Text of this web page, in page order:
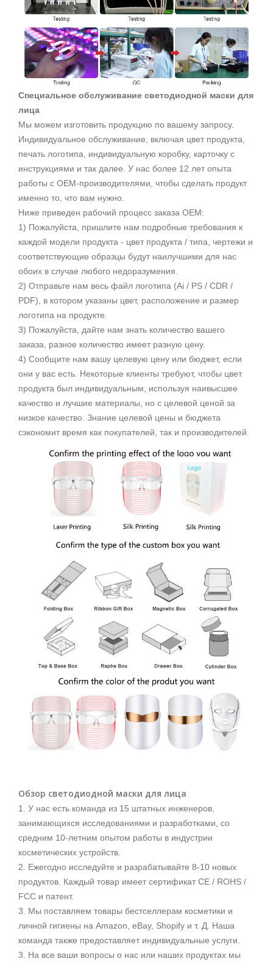
Специальное обслуживание светодиодной маски для
лица
Мы можем изготовить продукцию по вашему запросу.
Индивидуальное обслуживание, включая цвет продукта,
печать логотипа, индивидуальную коробку, карточку с
инструкциями и так далее. У нас более 12 лет опыта
работы с OEM-производителями, чтобы сделать продукт
именно то, что вам нужно.
Ниже приведен рабочий процесс заказа OEM:
1) Пожалуйста, пришлите нам подробные требования к
каждой модели продукта - цвет продукта / типа, чертежи и
соответствующие образцы будут наилучшими для нас
обоих в случае любого недоразумения.
2) Отправьте нам весь файл логотипа (Ai / PS / CDR /
PDF), в котором указаны цвет, расположение и размер
логотипа на продукте.
3) Пожалуйста, дайте нам знать количество вашего
заказа, разное количество имеет разную цену.
4) Сообщите нам вашу целевую цену или бюджет, если
они у вас есть. Некоторые клиенты требуют, чтобы цвет
продукта был индивидуальным, используя наивысшее
качество и лучшие материалы, но с целевой ценой за
низкое качество. Знание целевой цены и бюджета
сэкономит время как покупателей, так и производителей.
Обзор светодиодной маски для лица
1. У нас есть команда из 15 штатных инженеров,
занимающихся исследованиями и разработками, со
средним 10-летним опытом работы в индустрии
косметических устройств.
2. Ежегодно исследуйте и разрабатывайте 8-10 новых
продуктов. Каждый товар имеет сертификат CE / ROHS /
FCC и патент.
3. Мы поставляем товары бестселлерам косметики и
личной гигиены на Amazon, eBay, Shopify и т. Д. Наша
команда также предоставляет индивидуальные услуги.
3. На все ваши вопросы о нас или наших продуктах мы